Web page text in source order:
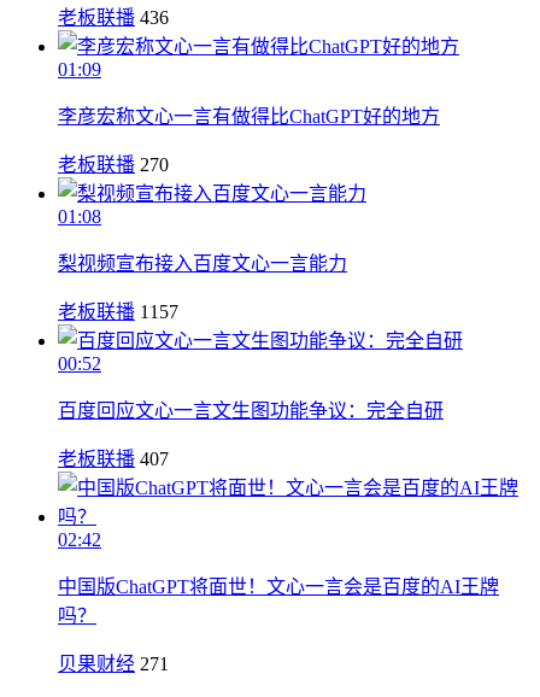
老板联播 436
01:09
李彦宏称文心一言有做得比ChatGPT好的地方
老板联播 270
01:08
梨视频宣布接入百度文心一言能力
老板联播 1157
00:52
百度回应文心一言文生图功能争议：完全自研
老板联播 407
02:42
中国版ChatGPT将面世！文心一言会是百度的AI王牌
吗？
贝果财经 271